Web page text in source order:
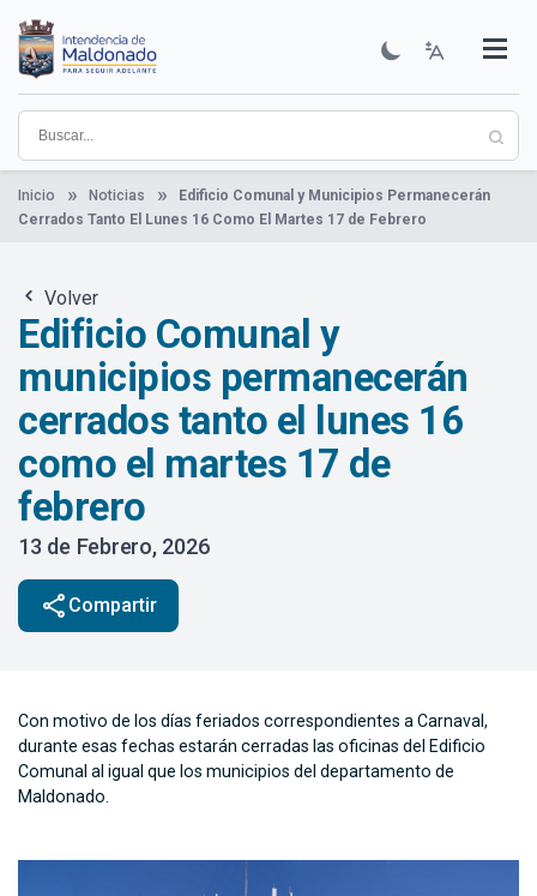
contenido
principal
Institucional
Municipios
Descubre Maldonado
Comunicación
Servicios
Guía De Trámites
Ver Noticias
Inicio Noticias
Edificio Comunal y Municipios Permanecerán
Cerrados Tanto El Lunes 16 Como El Martes 17 de Febrero
Volver
Edificio Comunal y
municipios permanecerán
cerrados tanto el lunes 16
como el martes 17 de
febrero
13 de Febrero, 2026
share Compartir
Con motivo de los días feriados correspondientes a Carnaval,
durante esas fechas estarán cerradas las oficinas del Edificio
Comunal al igual que los municipios del departamento de
Maldonado.